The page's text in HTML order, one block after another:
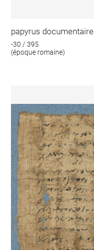
papyrus documentaire
-30 / 395
(époque romaine)